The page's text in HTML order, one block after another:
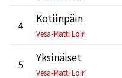
4 Kotiinpäin
Vesa-Matti Loiri
5 Yksinäiset
Vesa-Matti Loiri